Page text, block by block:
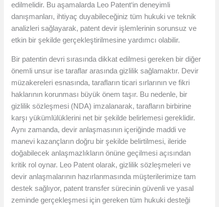
edilmelidir. Bu aşamalarda Leo Patent‘in deneyimli
danışmanları, ihtiyaç duyabileceğiniz tüm hukuki ve teknik
analizleri sağlayarak, patent devir işlemlerinin sorunsuz ve
etkin bir şekilde gerçekleştirilmesine yardımcı olabilir.
Bir patentin devri sırasında dikkat edilmesi gereken bir diğer
önemli unsur ise taraflar arasında gizlilik sağlamaktır. Devir
müzakereleri esnasında, tarafların ticari sırlarının ve fikri
haklarının korunması büyük önem taşır. Bu nedenle, bir
gizlilik sözleşmesi (NDA) imzalanarak, tarafların birbirine
karşı yükümlülüklerini net bir şekilde belirlemesi gereklidir.
Aynı zamanda, devir anlaşmasının içeriğinde maddi ve
manevi kazançların doğru bir şekilde belirtilmesi, ileride
doğabilecek anlaşmazlıkların önüne geçilmesi açısından
kritik rol oynar. Leo Patent olarak, gizlilik sözleşmeleri ve
devir anlaşmalarının hazırlanmasında müşterilerimize tam
destek sağlıyor, patent transfer sürecinin güvenli ve yasal
zeminde gerçekleşmesi için gereken tüm hukuki desteği